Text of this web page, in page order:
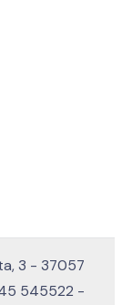
3 - 37057
545522 -